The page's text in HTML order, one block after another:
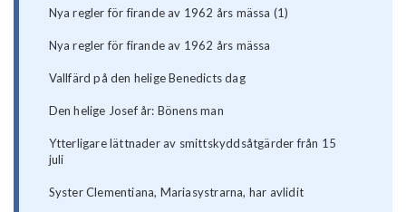
Nya regler för firande av 1962 års mässa (1)
Nya regler för firande av 1962 års mässa
Vallfärd på den helige Benedicts dag
Den helige Josef år: Bönens man
Ytterligare lättnader av smittskyddsåtgärder från 15
juli
Syster Clementiana, Mariasystrarna, har avlidit